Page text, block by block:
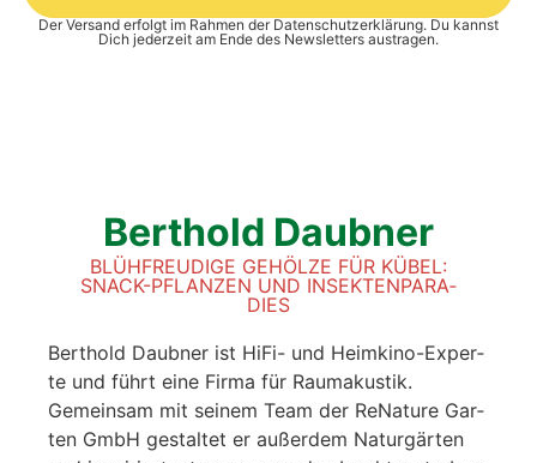
Bert­hold Daub­ner
BLÜH­FREU­DI­GE GEHÖL­ZE FÜR KÜBEL:
SNACK-PFLAN­ZEN UND INSEK­TEN­PA­RA­
DIES
Bert­hold Daub­ner ist HiFi- und Heim­ki­no-Exper­
te und führt eine Fir­ma für Raum­akus­tik.
Gemein­sam mit sei­nem Team der ReNa­tu­re Gar­
ten GmbH gestal­tet er außer­dem Natur­gär­ten
Alternative:
Der Versand erfolgt im Rahmen der Datenschutzerklärung. Du kannst
Dich jederzeit am Ende des Newsletters austragen.